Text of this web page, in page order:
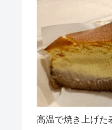
高温で焼き上げた